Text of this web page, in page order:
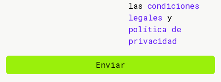
las condiciones
legales y
política de
privacidad
Enviar